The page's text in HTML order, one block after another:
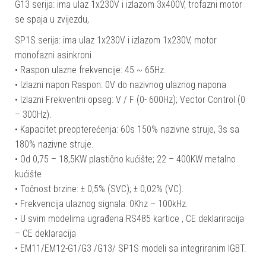
G13 serija: ima ulaz 1x230V i izlazom 3x400V, trofazni motor
se spaja u zvijezdu,
SP1S serija: ima ulaz 1x230V i izlazom 1x230V, motor
monofazni asinkroni
• Raspon ulazne frekvencije: 45 ~ 65Hz.
• Izlazni napon Raspon: 0V do nazivnog ulaznog napona
• Izlazni Frekventni opseg: V / F (0- 600Hz); Vector Control (0
– 300Hz).
• Kapacitet preopterećenja: 60s 150% nazivne struje, 3s sa
180% nazivne struje.
• Od 0,75 – 18,5KW plastično kućište; 22 – 400KW metalno
kućište
• Točnost brzine: ± 0,5% (SVC); ± 0,02% (VC).
• Frekvencija ulaznog signala: 0Khz – 100kHz.
• U svim modelima ugrađena RS485 kartice , CE deklariracija
– CE deklaracija
• EM11/EM12-G1/G3 /G13/ SP1S modeli sa integriranim IGBT.